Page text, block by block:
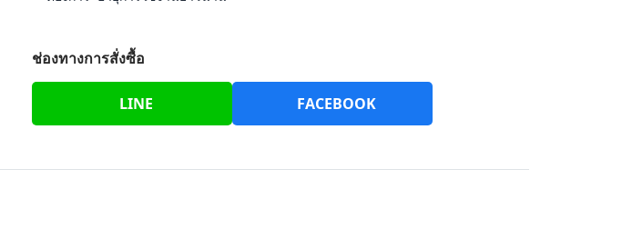
ช่องทางการสั่งซื้อ
LINE FACEBOOK